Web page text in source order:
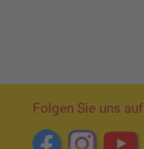
Folgen Sie uns auf